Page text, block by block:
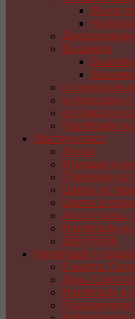
Мыло
Вышивка
из
из
из бумаги и
Handmade
Мастер-класс
Лепка
Игрушки и
Плетение из
Цветы из
Цветы и
Аксессуары,
Handmade
ДЕКУПАЖ
Handmade к
8 марта.
День
Handmade к